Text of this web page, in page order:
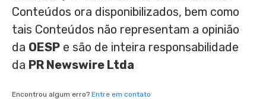
Conteúdos ora disponibilizados, bem como
tais Conteúdos não representam a opinião
da OESP e são de inteira responsabilidade
da PR Newswire Ltda
Encontrou algum erro? Entre em contato